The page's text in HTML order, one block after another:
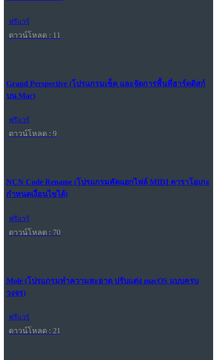
ฟรีแวร์
ดาวน์โหลด : 11
Grand Perspective (โปรแกรมเช็ค และจัดการพื้นที่ฮาร์ดดิสก์
บน Mac)
ฟรีแวร์
ดาวน์โหลด : 9
NCN Code Rename (โปรแกรมคัดแยกไฟล์ MIDI คาราโอเกะ
กำหนดเงื่อนไขได้)
ฟรีแวร์
ดาวน์โหลด : 70
Mole (โปรแกรมทำความสะอาด ปรับแต่ง macOS แบบครบ
วงจร)
ฟรีแวร์
ดาวน์โหลด : 21